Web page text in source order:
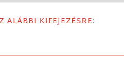
ALÁBBI KIFEJEZÉSRE: